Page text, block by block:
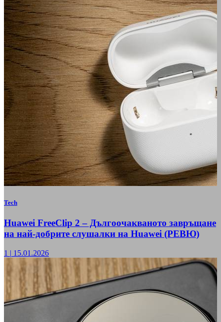
Tech
Huawei FreeClip 2 – Дългоочакваното завръщане
на най-добрите слушалки на Huawei (РЕВЮ)
1 | 15.01.2026